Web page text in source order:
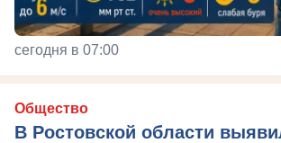
сегодня в 07:00
Общество
В Ростовской области